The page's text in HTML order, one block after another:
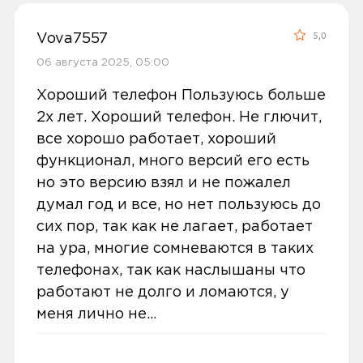
Работает хорошо Служит долго
0
По популярности
5.00
Условия доставки
Доставка заказов производится
курьером СДЭК по адресам в
Екатеринбурге, Нижнем Тагиле, Кургане
Доставка бесплатная, если вы покупаете
товары дороже 3 000 рублей или в заказ
включен комплект подключения SIM-
карты. Если сумма заказа менее 3000
рублей, то стоимость доставки 300
рублей.
Vova7557 5,0
06 августа 2025, 05:00
Хороший телефон Пользуюсь больше
2х лет. Хороший телефон. Не глючит,
все хорошо работает, хороший
функционал, много версий его есть
но это версию взял и не пожалел
думал год и все, но нет пользуюсь до
сих пор, так как не лагает, работает
на ура, многие сомневаются в таких
телефонах, так как наслышаны что
работают не долго и ломаются, у
меня лично не...